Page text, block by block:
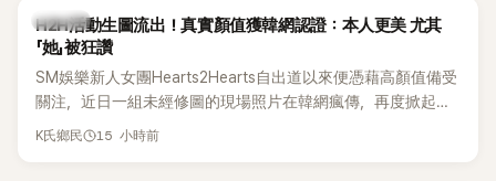
首度以演員身分復出。不過，新片尚未上映，她9年前電影中的
一句台詞卻突然被韓網翻出，意外再度掀起熱議。
K-POP
H2H活動生圖流出！真實顏值獲韓網認證：本人更美 尤其
「她」被狂讚
SM娛樂新人女團Hearts2Hearts自出道以來便憑藉高顏值備受
關注，近日一組未經修圖的現場照片在韓網瘋傳，再度掀起熱
烈討論，不少看過本人的網友更直呼：「真人比照片還漂亮！」
K氏鄉民 15 小時前